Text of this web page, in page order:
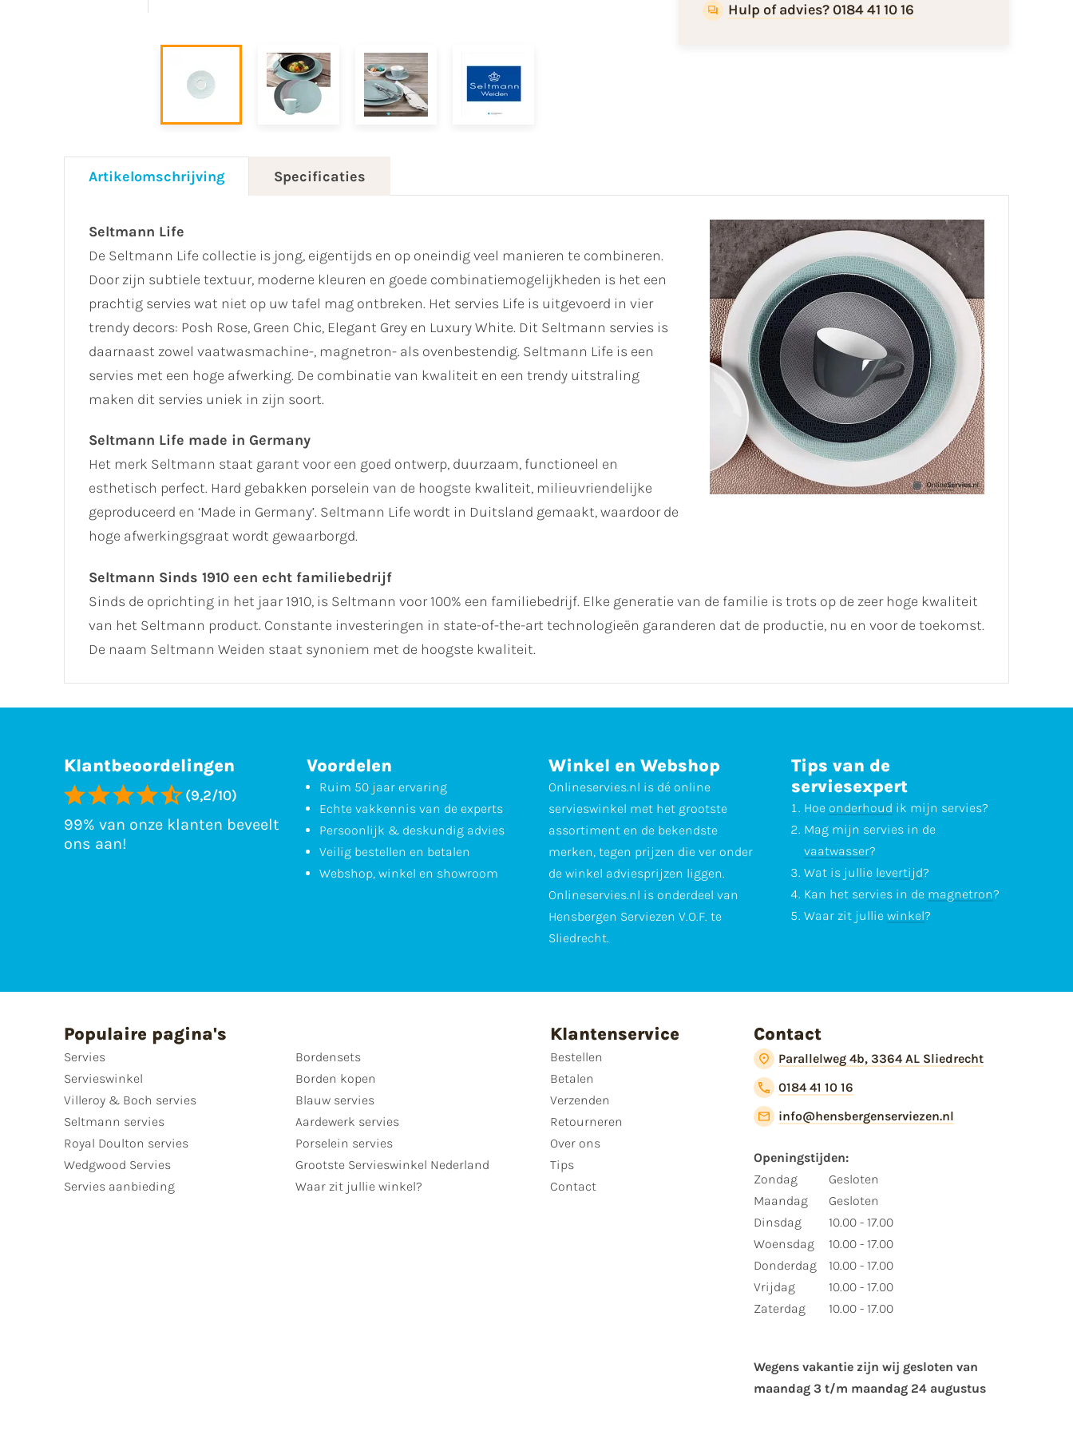
Hulp of advies? 0184 41 10 16
Artikelomschrijving Specificaties
Seltmann Life
De Seltmann Life collectie is jong, eigentijds en op oneindig veel manieren te combineren.
Door zijn subtiele textuur, moderne kleuren en goede combinatiemogelijkheden is het een
prachtig servies wat niet op uw tafel mag ontbreken. Het servies Life is uitgevoerd in vier
trendy decors: Posh Rose, Green Chic, Elegant Grey en Luxury White. Dit Seltmann servies is
daarnaast zowel vaatwasmachine-, magnetron- als ovenbestendig. Seltmann Life is een
servies met een hoge afwerking. De combinatie van kwaliteit en een trendy uitstraling
maken dit servies uniek in zijn soort.
Seltmann Life made in Germany
Het merk Seltmann staat garant voor een goed ontwerp, duurzaam, functioneel en
esthetisch perfect. Hard gebakken porselein van de hoogste kwaliteit, milieuvriendelijke
geproduceerd en ‘Made in Germany’. Seltmann Life wordt in Duitsland gemaakt, waardoor de
hoge afwerkingsgraat wordt gewaarborgd.
Seltmann Sinds 1910 een echt familiebedrijf
Sinds de oprichting in het jaar 1910, is Seltmann voor 100% een familiebedrijf. Elke generatie van de familie is trots op de zeer hoge kwaliteit
van het Seltmann product. Constante investeringen in state-of-the-art technologieën garanderen dat de productie, nu en voor de toekomst.
De naam Seltmann Weiden staat synoniem met de hoogste kwaliteit.
Klantbeoordelingen
(9,2/10)
99% van onze klanten beveelt
ons aan!
Voordelen
Ruim 50 jaar ervaring
Echte vakkennis van de experts
Persoonlijk & deskundig advies
Veilig bestellen en betalen
Webshop, winkel en showroom
Winkel en Webshop
Onlineservies.nl is dé online
servieswinkel met het grootste
assortiment en de bekendste
merken, tegen prijzen die ver onder
de winkel adviesprijzen liggen.
Onlineservies.nl is onderdeel van
Hensbergen Serviezen V.O.F. te
Sliedrecht.
Tips van de
serviesexpert
Hoe onderhoud ik mijn servies?
Mag mijn servies in de
vaatwasser?
Wat is jullie levertijd?
Kan het servies in de magnetron?
Waar zit jullie winkel?
Populaire pagina's
Servies
Servieswinkel
Villeroy & Boch servies
Seltmann servies
Royal Doulton servies
Wedgwood Servies
Servies aanbieding
Bordensets
Borden kopen
Blauw servies
Aardewerk servies
Porselein servies
Grootste Servieswinkel Nederland
Waar zit jullie winkel?
Klantenservice
Bestellen
Betalen
Verzenden
Retourneren
Over ons
Tips
Contact
Contact
Parallelweg 4b, 3364 AL Sliedrecht
0184 41 10 16
info@hensbergenserviezen.nl
Openingstijden:
Zondag
Maandag
Dinsdag
Woensdag
Donderdag
Vrijdag
Zaterdag
Gesloten
Gesloten
10.00 - 17.00
10.00 - 17.00
10.00 - 17.00
10.00 - 17.00
10.00 - 17.00
Wegens vakantie zijn wij gesloten van ​
maandag 3 t/m maandag 24 augustus